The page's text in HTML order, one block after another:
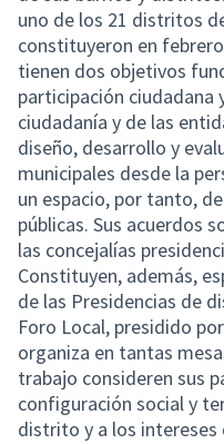
uno de los 21 distritos
constituyeron en
tienen dos objetivos
participación ciudadana
ciudadanía y de las
diseño, desarrollo y
municipales desde la
un espacio, por tanto,
públicas. Sus acuerdos
las concejalías
Constituyen, además,
de las Presidencias de
Foro Local, presidido
organiza en tantas
trabajo consideren sus
configuración social y
distrito y a los intereses